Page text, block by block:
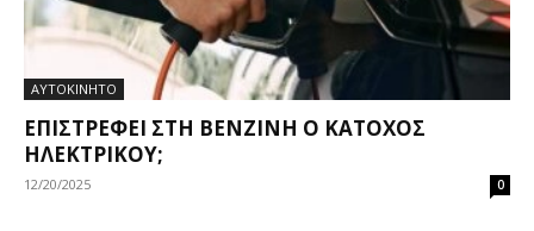
ΑΥΤΟΚΙΝΗΤΟ
ΕΠΙΣΤΡΈΦΕΙ ΣΤΗ ΒΕΝΖΊΝΗ Ο ΚΆΤΟΧΟΣ
ΗΛΕΚΤΡΙΚΟΎ;
12/20/2025 0